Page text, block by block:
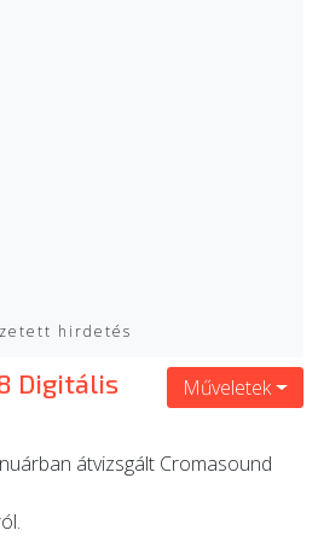
hirdetés
Digitális
Műveletek
átvizsgált Cromasound